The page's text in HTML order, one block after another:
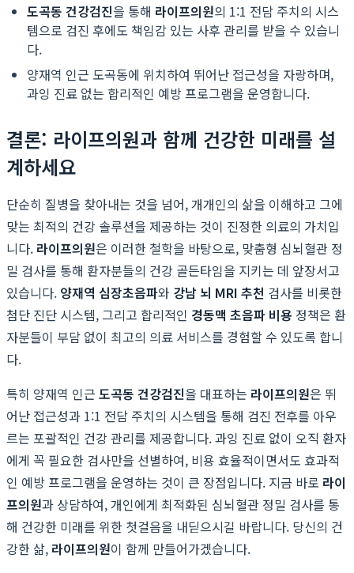
도곡동 건강검진을 통해 라이프의원의 1:1 전담 주치의 시스
템으로 검진 후에도 책임감 있는 사후 관리를 받을 수 있습니
다.
양재역 인근 도곡동에 위치하여 뛰어난 접근성을 자랑하며,
과잉 진료 없는 합리적인 예방 프로그램을 운영합니다.
결론: 라이프의원과 함께 건강한 미래를 설
계하세요
단순히 질병을 찾아내는 것을 넘어, 개개인의 삶을 이해하고 그에
맞는 최적의 건강 솔루션을 제공하는 것이 진정한 의료의 가치입
니다. 라이프의원은 이러한 철학을 바탕으로, 맞춤형 심뇌혈관 정
밀 검사를 통해 환자분들의 건강 골든타임을 지키는 데 앞장서고
있습니다. 양재역 심장초음파와 강남 뇌 MRI 추천 검사를 비롯한
첨단 진단 시스템, 그리고 합리적인 경동맥 초음파 비용 정책은 환
자분들이 부담 없이 최고의 의료 서비스를 경험할 수 있도록 합니
다.
특히 양재역 인근 도곡동 건강검진을 대표하는 라이프의원은 뛰
어난 접근성과 1:1 전담 주치의 시스템을 통해 검진 전후를 아우
르는 포괄적인 건강 관리를 제공합니다. 과잉 진료 없이 오직 환자
에게 꼭 필요한 검사만을 선별하여, 비용 효율적이면서도 효과적
인 예방 프로그램을 운영하는 것이 큰 장점입니다. 지금 바로 라이
프의원과 상담하여, 개인에게 최적화된 심뇌혈관 정밀 검사를 통
해 건강한 미래를 위한 첫걸음을 내딛으시길 바랍니다. 당신의 건
강한 삶, 라이프의원이 함께 만들어가겠습니다.